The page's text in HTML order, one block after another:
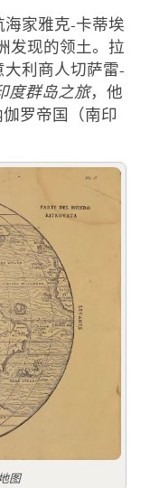
家雅克-卡蒂埃
发现的领土。拉
利商人切萨雷-
度群岛之旅，他
罗帝国（南印
图